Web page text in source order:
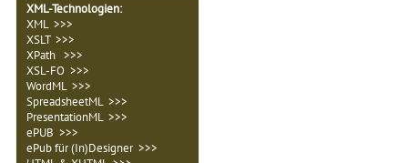
XML-Technologien:
XML >>>
XSLT >>>
XPath >>>
XSL-FO >>>
WordML >>>
SpreadsheetML >>>
PresentationML >>>
ePUB >>>
ePub für (In)Designer >>>